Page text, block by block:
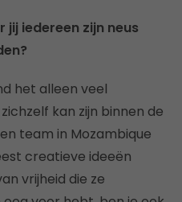
jij iedereen zijn neus
het alleen veel
kan zijn binnen de
team in Mozambique
creatieve ideeën
vrijheid die ze